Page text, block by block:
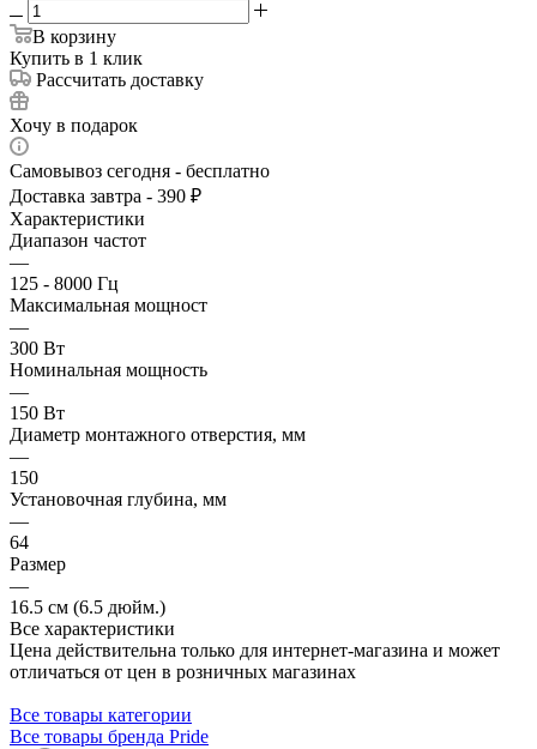
В корзину
Купить в 1 клик
Рассчитать доставку
Хочу в подарок
Самовывоз сегодня - бесплатно
Доставка завтра - 390 ₽
Характеристики
Диапазон частот
—
125 - 8000 Гц
Максимальная мощност
—
300 Вт
Номинальная мощность
—
150 Вт
Диаметр монтажного отверстия, мм
—
150
Установочная глубина, мм
—
64
Размер
—
16.5 см (6.5 дюйм.)
Все характеристики
Цена действительна только для интернет-магазина и может
отличаться от цен в розничных магазинах
Все товары категории
Все товары бренда Pride